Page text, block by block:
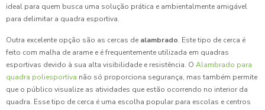
ideal para quem busca uma solução prática e ambientalmente amigável
para delimitar a quadra esportiva.
Outra excelente opção são as cercas de alambrado. Este tipo de cerca é
feito com malha de arame e é frequentemente utilizada em quadras
esportivas devido à sua alta visibilidade e resistência. O Alambrado para
quadra poliesportiva não só proporciona segurança, mas também permite
que o público visualize as atividades que estão ocorrendo no interior da
quadra. Esse tipo de cerca é uma escolha popular para escolas e centros